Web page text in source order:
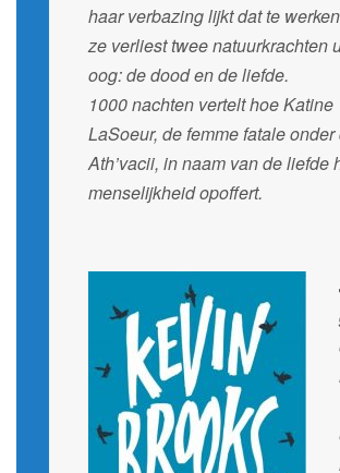
haar verbazing lijkt dat te
ze verliest twee natuurkrachten
oog: de dood en de liefde.
1000 nachten vertelt hoe Katine
LaSoeur, de femme fatale onder
Ath’vacii, in naam van de liefde
menselijkheid opoffert.